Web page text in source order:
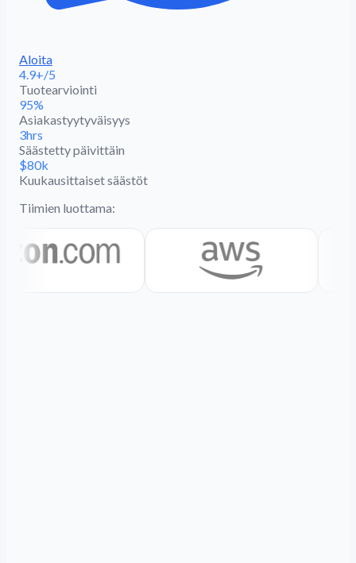
Aloita
4.9+/5
Tuotearviointi
95%
Asiakastyytyväisyys
3hrs
Säästetty päivittäin
$80k
Kuukausittaiset säästöt
Tiimien luottama: